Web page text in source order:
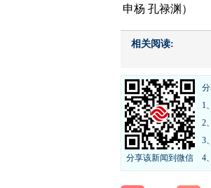
申杨 孔禄渊）
相关阅读:
分享该新闻到微信
1
2
3
4